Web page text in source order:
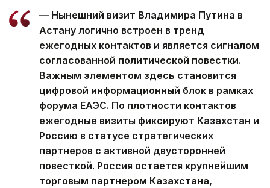
— Нынешний визит Владимира Путина в
Астану логично встроен в тренд
ежегодных контактов и является сигналом
согласованной политической повестки.
Важным элементом здесь становится
цифровой информационный блок в рамках
форума ЕАЭС. По плотности контактов
ежегодные визиты фиксируют Казахстан и
Россию в статусе стратегических
партнеров с активной двусторонней
повесткой. Россия остается крупнейшим
торговым партнером Казахстана,